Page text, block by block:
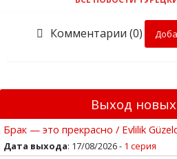
Комментарии (0)
Выход
Брак — это прекрасно / Evlilik
Дата выхода: 17/08/2026 - 1 серия